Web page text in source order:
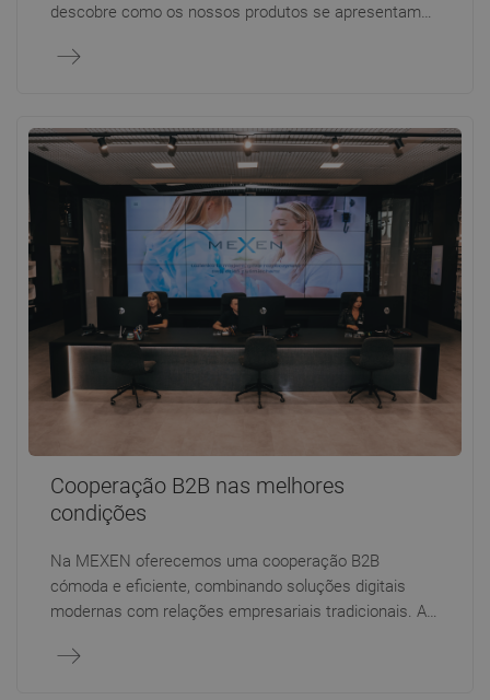
descobre como os nossos produtos se apresentam
prazer em ajudar-te a escolher modelos adaptados às
Cooperação B2B nas melhores
condições
Na MEXEN oferecemos uma cooperação B2B
cómoda e eficiente, combinando soluções digitais
modernas com relações empresariais tradicionais. A
empreiteiros, promotores ou distribuidores, façam